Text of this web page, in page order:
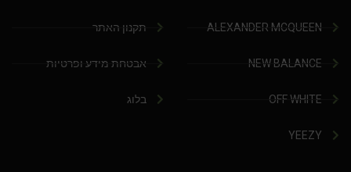
ALEXANDER MCQUEEN
NEW BALANCE
OFF WHITE
YEEZY
תקנון האתר
אבטחת מידע ופרטיות
בלוג